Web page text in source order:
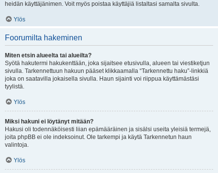
heidän käyttäjänimen. Voit myös poistaa käyttäjiä listaltasi samalta sivulta.
Ylös
Foorumilta hakeminen
Miten etsin alueelta tai alueilta?
Syötä hakutermi hakukenttään, joka sijaitsee etusivulla, alueen tai viestiketjun
sivulla. Tarkennettuun hakuun pääset klikkaamalla “Tarkennettu haku”-linkkiä
joka on saatavilla jokaisella sivulla. Haun sijainti voi riippua käyttämästäsi
tyylistä.
Ylös
Miksi hakuni ei löytänyt mitään?
Hakusi oli todennäköisesti liian epämääräinen ja sisälsi useita yleisiä termejä,
joita phpBB ei ole indeksoinut. Ole tarkempi ja käytä Tarkennetun haun
valintoja.
Ylös